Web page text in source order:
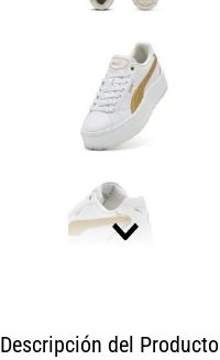
Descripción del Producto